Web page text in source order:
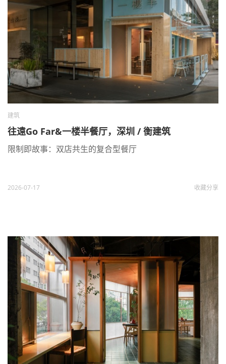
建筑
往遠Go Far&一楼半餐厅，深圳 / 衡建筑
限制即故事：双店共生的复合型餐厅
2026-07-17 收藏分享